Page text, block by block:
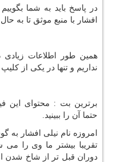
در پاسخ باید به شما
افشار با منبع موثق تا به
همین طور اطلاعات زیادی
نداریم و تنها در یکی از کلیپ
برترین بت : محتوای این
حتما آن را ببینید.
امروزه نام نیلی افشار
تقریبا بیشتر ما وی را می
دوران قبل تر از شاخ شدن